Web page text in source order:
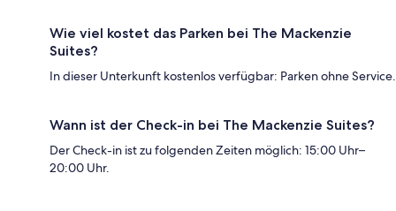
Wie viel kostet das Parken bei The Mackenzie
Suites?
In dieser Unterkunft kostenlos verfügbar: Parken ohne Service.
Wann ist der Check-in bei The Mackenzie Suites?
Der Check-in ist zu folgenden Zeiten möglich: 15:00 Uhr–
20:00 Uhr.